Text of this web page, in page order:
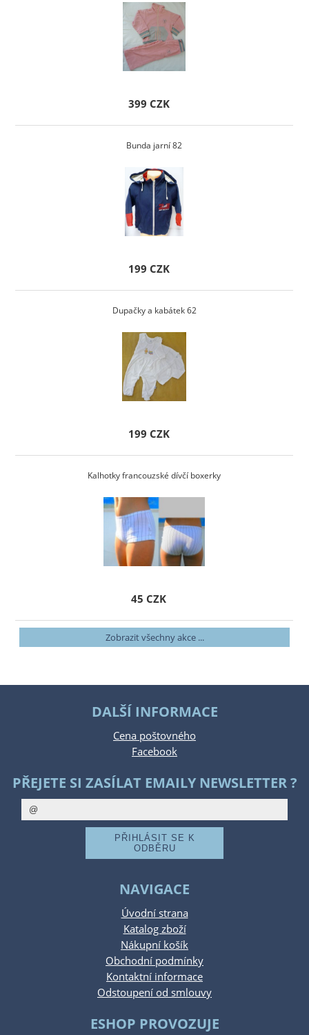
399 CZK
Bunda jarní 82
199 CZK
Dupačky a kabátek 62
199 CZK
Kalhotky francouzské dívčí boxerky
45 CZK
Zobrazit všechny akce ...
DALŠÍ INFORMACE
Cena poštovného
Facebook
PŘEJETE SI ZASÍLAT EMAILY NEWSLETTER ?
NAVIGACE
Úvodní strana
Katalog zboží
Nákupní košík
Obchodní podmínky
Kontaktní informace
Odstoupení od smlouvy
ESHOP PROVOZUJE